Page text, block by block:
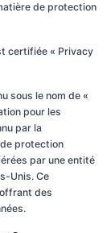
de protection
certifiée « Privacy
sous le nom de «
pour les
par la
protection
par une entité
Unis. Ce
des